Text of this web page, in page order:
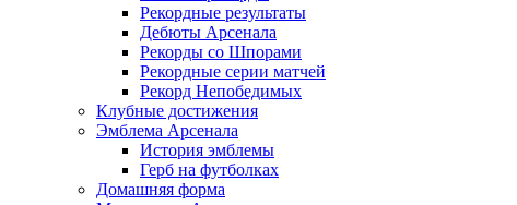
Рекордные результаты
Дебюты Арсенала
Рекорды со Шпорами
Рекордные серии матчей
Рекорд Непобедимых
Клубные достижения
Эмблема Арсенала
История эмблемы
Герб на футболках
Домашняя форма